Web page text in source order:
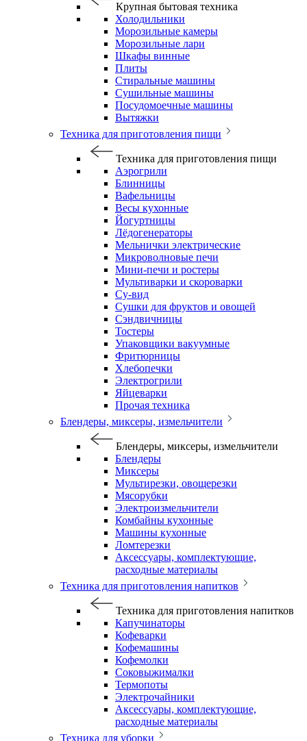
Крупная бытовая техника
Холодильники
Морозильные камеры
Морозильные лари
Шкафы винные
Плиты
Стиральные машины
Сушильные машины
Посудомоечные машины
Вытяжки
Техника для приготовления пищи
Техника для приготовления пищи
Аэрогрили
Блинницы
Вафельницы
Весы кухонные
Йогуртницы
Лёдогенераторы
Мельнички электрические
Микроволновые печи
Мини-печи и ростеры
Мультиварки и скороварки
Су-вид
Сушки для фруктов и овощей
Сэндвичницы
Тостеры
Упаковщики вакуумные
Фритюрницы
Хлебопечки
Электрогрили
Яйцеварки
Прочая техника
Блендеры, миксеры, измельчители
Блендеры, миксеры, измельчители
Блендеры
Миксеры
Мультирезки, овощерезки
Мясорубки
Электроизмельчители
Комбайны кухонные
Машины кухонные
Ломтерезки
Аксессуары, комплектующие,
расходные материалы
Техника для приготовления напитков
Техника для приготовления напитков
Капучинаторы
Кофеварки
Кофемашины
Кофемолки
Соковыжималки
Термопоты
Электрочайники
Аксессуары, комплектующие,
расходные материалы
Техника для уборки